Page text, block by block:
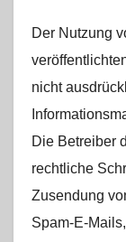
Der Nutzung
nicht
Die Betreiber
rechtliche
Zusendung
Spam-E-